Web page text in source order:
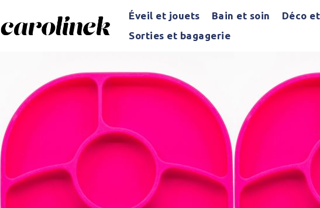
Éveil et jouets Bain et soin Déco
Sorties et bagagerie